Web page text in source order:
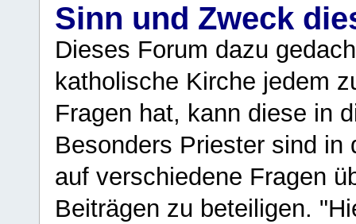
Sinn und Zweck
Dieses Forum dazu
katholische Kirche jedem
Fragen hat, kann diese in
Besonders Priester sind in
auf verschiedene Fragen
Beiträgen zu beteiligen.